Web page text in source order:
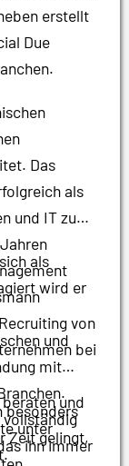
erstellt
Due
Das
als
und IT zu
von
bei
und
unter
als
wird er
und
mit
vollständig
ihn immer
besonders
Zeit gelingt,